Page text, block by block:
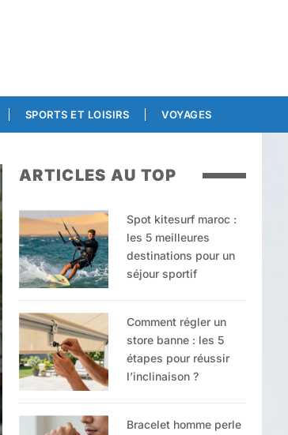
SPORTS ET LOISIRS VOYAGES
ARTICLES AU TOP
Spot kitesurf maroc :
les 5 meilleures
destinations pour un
séjour sportif
Comment régler un
store banne : les 5
étapes pour réussir
l’inclinaison ?
Bracelet homme perle